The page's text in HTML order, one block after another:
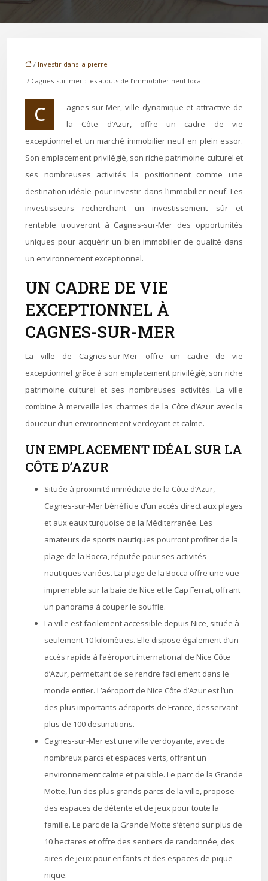
/ Investir dans la pierre
/ Cagnes-sur-mer : les atouts de l’immobilier neuf local
Cagnes-sur-Mer, ville dynamique et attractive de
la Côte d’Azur, offre un cadre de vie
exceptionnel et un marché immobilier neuf en plein essor.
Son emplacement privilégié, son riche patrimoine culturel et
ses nombreuses activités la positionnent comme une
destination idéale pour investir dans l’immobilier neuf. Les
investisseurs recherchant un investissement sûr et
rentable trouveront à Cagnes-sur-Mer des opportunités
uniques pour acquérir un bien immobilier de qualité dans
un environnement exceptionnel.
UN CADRE DE VIE
EXCEPTIONNEL À
CAGNES-SUR-MER
La ville de Cagnes-sur-Mer offre un cadre de vie
exceptionnel grâce à son emplacement privilégié, son riche
patrimoine culturel et ses nombreuses activités. La ville
combine à merveille les charmes de la Côte d’Azur avec la
douceur d’un environnement verdoyant et calme.
UN EMPLACEMENT IDÉAL SUR LA
CÔTE D’AZUR
Située à proximité immédiate de la Côte d’Azur,
Cagnes-sur-Mer bénéficie d’un accès direct aux plages
et aux eaux turquoise de la Méditerranée. Les
amateurs de sports nautiques pourront profiter de la
plage de la Bocca, réputée pour ses activités
nautiques variées. La plage de la Bocca offre une vue
imprenable sur la baie de Nice et le Cap Ferrat, offrant
un panorama à couper le souffle.
La ville est facilement accessible depuis Nice, située à
seulement 10 kilomètres. Elle dispose également d’un
accès rapide à l’aéroport international de Nice Côte
d’Azur, permettant de se rendre facilement dans le
monde entier. L’aéroport de Nice Côte d’Azur est l’un
des plus importants aéroports de France, desservant
plus de 100 destinations.
Cagnes-sur-Mer est une ville verdoyante, avec de
nombreux parcs et espaces verts, offrant un
environnement calme et paisible. Le parc de la Grande
Motte, l’un des plus grands parcs de la ville, propose
des espaces de détente et de jeux pour toute la
famille. Le parc de la Grande Motte s’étend sur plus de
10 hectares et offre des sentiers de randonnée, des
aires de jeux pour enfants et des espaces de pique-
nique.